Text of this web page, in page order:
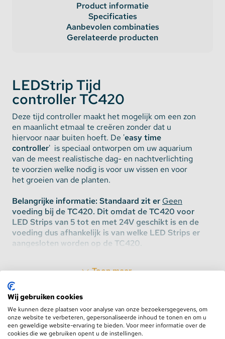
Product informatie
Specificaties
Aanbevolen combinaties
Gerelateerde producten
LEDStrip Tijd
controller TC420
Deze tijd controller maakt het mogelijk om een zon
en maanlicht etmaal te creëren zonder dat u
hiervoor naar buiten hoeft. De 'easy time
controller' is speciaal ontworpen om uw aquarium
van de meest realistische dag- en nachtverlichting
te voorzien welke nodig is voor uw vissen en voor
het groeien van de planten.
Belangrijke informatie: Standaard zit er Geen
voeding bij de TC420. Dit omdat de TC420 voor
LED Strips van 5 tot en met 24V geschikt is en de
voeding dus afhankelijk is van welke LED Strips er
aangesloten worden op de TC420.
De meegeleverde software maakt het mogelijk om
stellen en deze vervolgens zelfstandig af te spelen
zolang u maar wilt.
De controller heeft 5 output kanalen en deze
kunnen onafhankelijk van elkaar worden ingesteld.
Toon meer
Specificaties
Input 12-24V DC
Wij gebruiken cookies
We kunnen deze plaatsen voor analyse van onze bezoekersgegevens, om
onze website te verbeteren, gepersonaliseerde inhoud te tonen en om u
een geweldige website-ervaring te bieden. Voor meer informatie over de
cookies die we gebruiken opent u de instellingen.